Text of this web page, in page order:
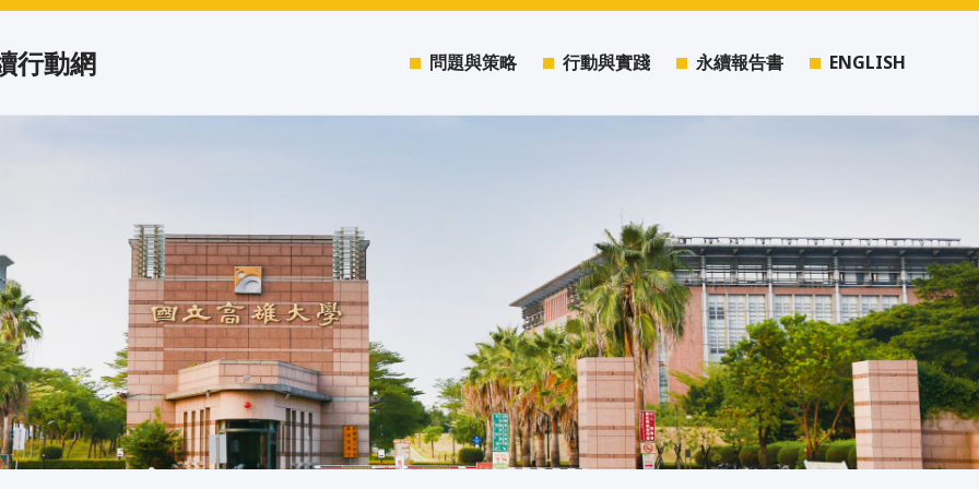
行動網 問題與策略 行動與實踐 永續報告書 ENGLISH